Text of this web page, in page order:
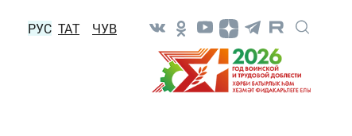
РУС ТАТ ЧУВ